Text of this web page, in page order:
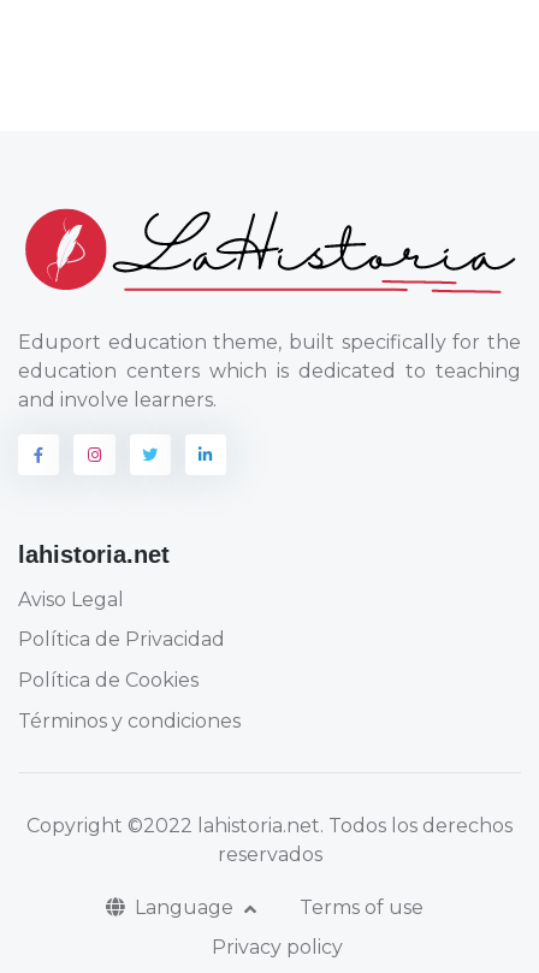
Eduport education theme, built specifically for the
education centers which is dedicated to teaching
and involve learners.
lahistoria.net
Aviso Legal
Política de Privacidad
Política de Cookies
Términos y condiciones
Copyright ©2022 lahistoria.net. Todos los derechos
reservados
Language
Terms of use
Privacy policy